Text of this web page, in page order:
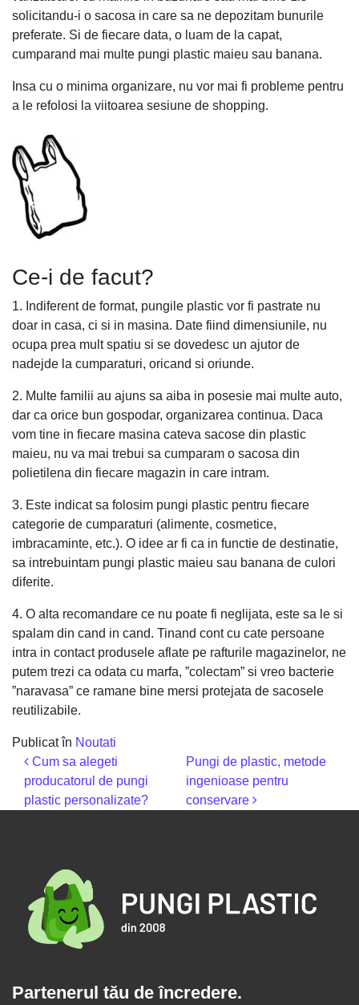
solicitandu-i o sacosa in care sa ne depozitam bunurile
preferate. Si de fiecare data, o luam de la capat,
cumparand mai multe pungi plastic maieu sau banana.
Insa cu o minima organizare, nu vor mai fi probleme pentru
a le refolosi la viitoarea sesiune de shopping.
Ce-i de facut?
1. Indiferent de format, pungile plastic vor fi pastrate nu
doar in casa, ci si in masina. Date fiind dimensiunile, nu
ocupa prea mult spatiu si se dovedesc un ajutor de
nadejde la cumparaturi, oricand si oriunde.
2. Multe familii au ajuns sa aiba in posesie mai multe auto,
dar ca orice bun gospodar, organizarea continua. Daca
vom tine in fiecare masina cateva sacose din plastic
maieu, nu va mai trebui sa cumparam o sacosa din
polietilena din fiecare magazin in care intram.
3. Este indicat sa folosim pungi plastic pentru fiecare
categorie de cumparaturi (alimente, cosmetice,
imbracaminte, etc.). O idee ar fi ca in functie de destinatie,
sa intrebuintam pungi plastic maieu sau banana de culori
diferite.
4. O alta recomandare ce nu poate fi neglijata, este sa le si
spalam din cand in cand. Tinand cont cu cate persoane
intra in contact produsele aflate pe rafturile magazinelor, ne
putem trezi ca odata cu marfa, ”colectam” si vreo bacterie
”naravasa” ce ramane bine mersi protejata de sacosele
reutilizabile.
Publicat în Noutati
Navigare în articole
Cum sa alegeti
producatorul de pungi
plastic personalizate?
Pungi de plastic, metode
ingenioase pentru
conservare
Partenerul tău de încredere.